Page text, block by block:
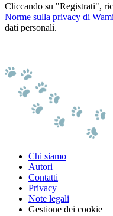
Cliccando su "Registrati",
Norme sulla privacy di
dati personali.
Chi siamo
Autori
Contatti
Privacy
Note legali
Gestione dei cookie